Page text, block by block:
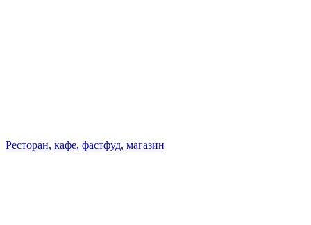
Ресторан, кафе, фастфуд, магазин